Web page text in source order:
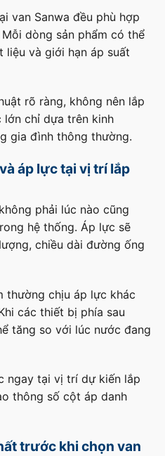
van Sanwa đều phù hợp
dòng sản phẩm có thể
và giới hạn áp suất
rõ ràng, không nên lắp
chỉ dựa trên kinh
gia đình thông thường.
áp lực tại vị trí lắp
phải lúc nào cũng
hệ thống. Áp lực sẽ
chiều dài đường ống
thường chịu áp lực khác
các thiết bị phía sau
tăng so với lúc nước đang
ngay tại vị trí dự kiến lắp
thông số cột áp danh
trước khi chọn van